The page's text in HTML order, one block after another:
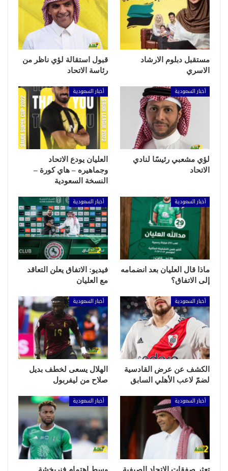
مستقبل دبلوم الارشاد
الاسري
قبول استقالة لؤي ناظر من
رئاسة الاتحاد
أخبار السعودية
لؤي مشعبي رئيسًا لنادي
الاتحاد
أخبار السعودية
العليان يودع الاتحاد
وجماهيره – هاي كورة –
النسخة السعودية
أخبار السعودية
ماذا قال العليان بعد انضمامه
إلى الاتفاق؟
أخبار السعودية
فيديو: الاتفاق يعلن التعاقد
مع العليان
أخبار السعودية
الكشف عن عرض القادسية
لضمّ لاعب الأهلي السابق
أخبار السعودية
الهلال يسعى لخطف بديل
صلاح من ليفربول
أخبار السعودية
تعثر صفقات الاتحاد الصيفية
أخبار السعودية
وسط اهتمام فنربخشة..